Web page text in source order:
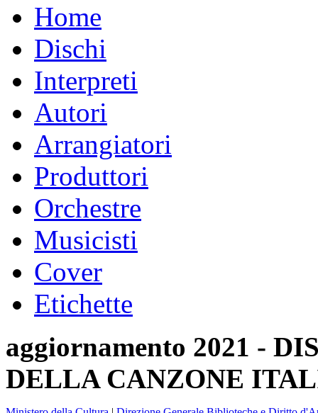
Home
Dischi
Interpreti
Autori
Arrangiatori
Produttori
Orchestre
Musicisti
Cover
Etichette
aggiornamento 2021 -
DELLA CANZONE